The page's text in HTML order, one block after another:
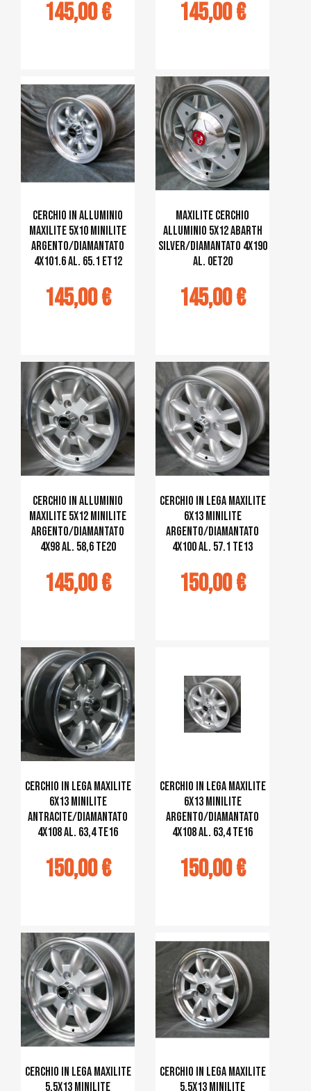
145,00 €
au
panier
145,00 €
Ajouter au
panier
Cerchio in alluminio
MAXILITE 5x10 Minilite
argento/diamantato
4x101.6 al. 65.1 ET12
145,00 €
MAXILITE Cerchio
alluminio 5x12 Abarth
silver/diamantato 4x190
al. 0ET20
145,00 €
Ajouter au
panier
Cerchio in alluminio
MAXILITE 5x12 Minilite
argento/diamantato
4x98 al. 58,6 TE20
145,00 €
au
panier
Cerchio in lega MAXILITE
6x13 Minilite
argento/diamantato
4x100 al. 57.1 TE13
150,00 €
Ajouter au
Cerchio in lega MAXILITE
6x13 Minilite
antracite/diamantato
4x108 al. 63,4 TE16
150,00 €
au
Cerchio in lega MAXILITE
6x13 Minilite
argento/diamantato
4x108 al. 63,4 TE16
150,00 €
Ajouter au
panier
Cerchio in lega MAXILITE
5,5x13 Minilite
Cerchio in lega MAXILITE
5,5x13 Minilite